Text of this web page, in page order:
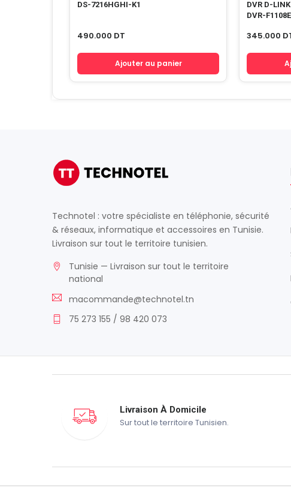
DS-7216HGHI-K1
490.000 DT
Ajouter au panier
DVR D-
DVR-
345.000
Technotel : votre spécialiste en téléphonie, sécurité
& réseaux, informatique et accessoires en Tunisie.
Livraison sur tout le territoire tunisien.
Tunisie — Livraison sur tout le territoire
national
macommande@technotel.tn
75 273 155 / 98 420 073
Livraison À Domicile
Sur tout le territoire Tunisien.